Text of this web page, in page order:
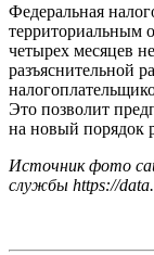
Федеральная
территориальным
четырех месяцев
разъяснительной
Это позволит
на новый порядок
Источник фото
службы https://